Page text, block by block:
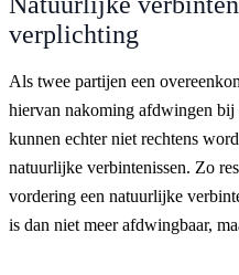
verplichting
Als twee partijen een
hiervan nakoming afdwingen bij
kunnen echter niet rechtens
natuurlijke verbintenissen. Zo
vordering een natuurlijke
is dan niet meer afdwingbaar,